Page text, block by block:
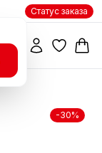
Статус заказа
-30%